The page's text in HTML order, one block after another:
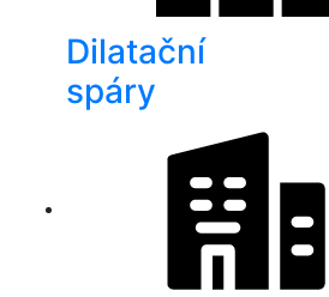
Dilatační
spáry